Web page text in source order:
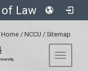
of Law
Home / NCCU / Sitemap
Toggle